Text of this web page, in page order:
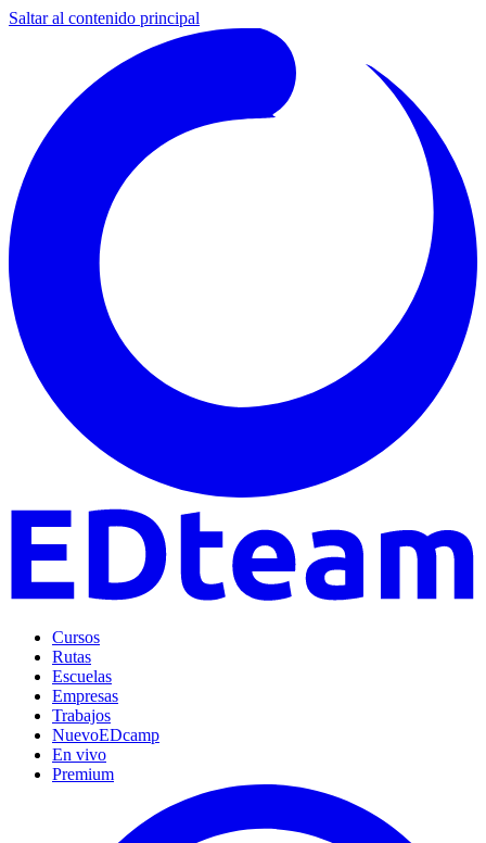
Saltar al contenido principal
Cursos
Rutas
Escuelas
Empresas
Trabajos
NuevoEDcamp
En vivo
Premium